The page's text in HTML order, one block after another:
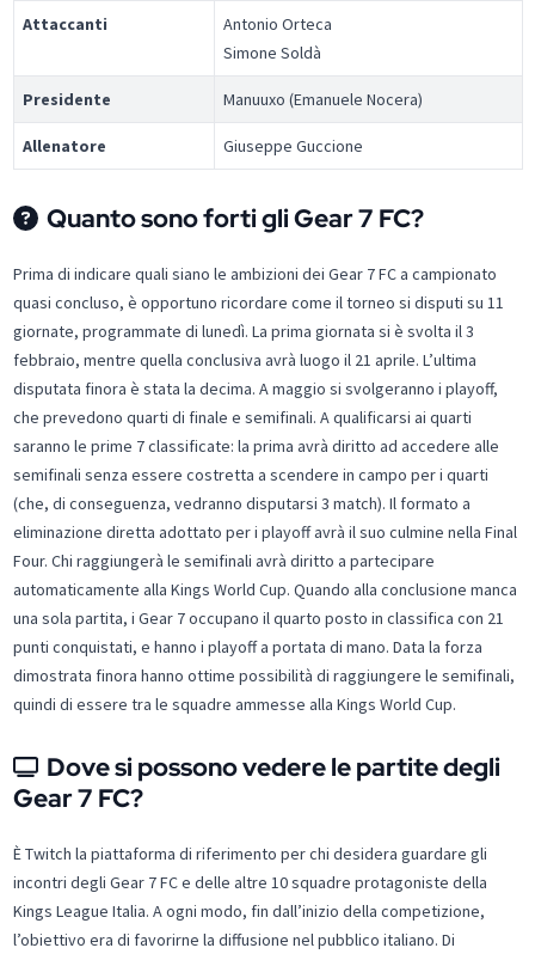
Attaccanti
Antonio Orteca
Simone Soldà
Presidente Manuuxo (Emanuele Nocera)
Allenatore Giuseppe Guccione
Quanto sono forti gli Gear 7 FC?
Prima di indicare quali siano le ambizioni dei Gear 7 FC a campionato
quasi concluso, è opportuno ricordare come il torneo si disputi su 11
giornate, programmate di lunedì. La prima giornata si è svolta il 3
febbraio, mentre quella conclusiva avrà luogo il 21 aprile. L’ultima
disputata finora è stata la decima. A maggio si svolgeranno i playoff,
che prevedono quarti di finale e semifinali. A qualificarsi ai quarti
saranno le prime 7 classificate: la prima avrà diritto ad accedere alle
semifinali senza essere costretta a scendere in campo per i quarti
(che, di conseguenza, vedranno disputarsi 3 match). Il formato a
eliminazione diretta adottato per i playoff avrà il suo culmine nella Final
Four. Chi raggiungerà le semifinali avrà diritto a partecipare
automaticamente alla Kings World Cup. Quando alla conclusione manca
una sola partita, i Gear 7 occupano il quarto posto in classifica con 21
punti conquistati, e hanno i playoff a portata di mano. Data la forza
dimostrata finora hanno ottime possibilità di raggiungere le semifinali,
quindi di essere tra le squadre ammesse alla Kings World Cup.
Dove si possono vedere le partite degli
Gear 7 FC?
È Twitch la piattaforma di riferimento per chi desidera guardare gli
incontri degli Gear 7 FC e delle altre 10 squadre protagoniste della
Kings League Italia. A ogni modo, fin dall’inizio della competizione,
l’obiettivo era di favorirne la diffusione nel pubblico italiano. Di